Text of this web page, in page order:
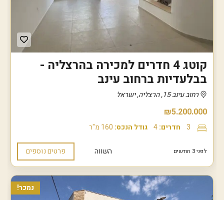
קוטג 4 חדרים למכירה בהרצליה -
בבלעדיות ברחוב עינב
רחוב עינב 15, הרצליה, ישראל
₪5.200.000
3 חדרים:4 גודל הנכס: 160 מ"ר
לפני 3 חודשים השווה פרטים נוספים
נמכר!